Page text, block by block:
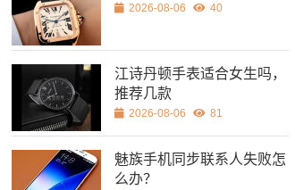
2026-08-06 40
江诗丹顿手表适合女生吗，
推荐几款
2026-08-06 81
魅族手机同步联系人失败怎
么办？